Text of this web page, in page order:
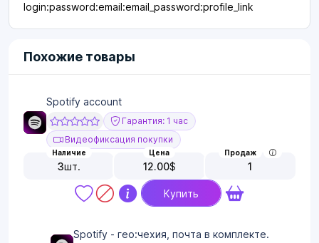
login:password:email:email_password:profile_link
Похожие товары
Spotify account
Гарантия: 1 час
Видеофиксация покупки
Наличие
3шт.
Цена
12.00$
Продаж
1
Купить
Spotify - гео:чехия, почта в комплекте.